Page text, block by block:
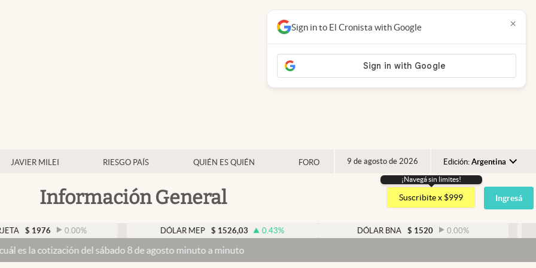
JAVIER MILEI RIESGO PAÍS QUIÉN ES QUIÉN FORO 9 de agosto de 2026 Edición: Argentina
Argentina
España
USA
Información General
¡Navegá sin limites!
Suscribite x $999 Ingresá
0.00% DÓLAR MEP $ 1526,03 0.43% DÓLAR BNA $ 1520 0.00%
del sábado 8 de agosto minuto a minuto
Sign in to El Cronista with Google ×